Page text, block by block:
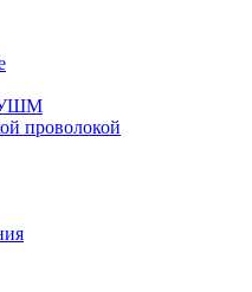
УШМ
проволокой